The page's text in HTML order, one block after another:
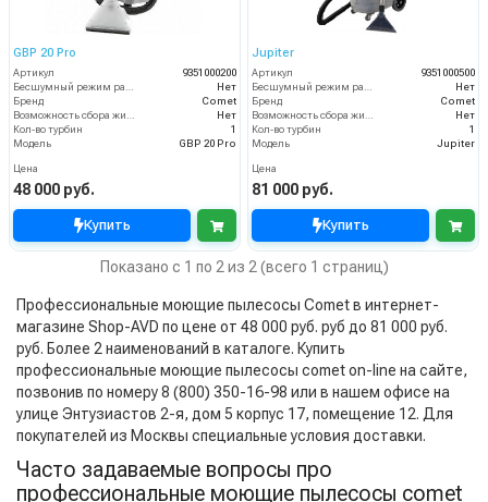
GBP 20 Pro
Артикул
9351000200
Бесшумный режим работы
Нет
Бренд
Comet
Возможность сбора жидкой грязи
Нет
Кол-во турбин
1
Модель
GBP 20 Pro
Цена
48 000 руб.
Купить
Jupiter
Артикул
9351000500
Бесшумный режим работы
Нет
Бренд
Comet
Возможность сбора жидкой грязи
Нет
Кол-во турбин
1
Модель
Jupiter
Цена
81 000 руб.
Купить
Показано с 1 по 2 из 2 (всего 1 страниц)
Профессиональные моющие пылесосы Comet в интернет-
магазине Shop-AVD по цене от 48 000 руб. руб до 81 000 руб.
руб. Более 2 наименований в каталоге. Купить
профессиональные моющие пылесосы comet on-line на сайте,
позвонив по номеру 8 (800) 350-16-98 или в нашем офисе на
улице Энтузиастов 2-я, дом 5 корпус 17, помещение 12. Для
покупателей из Москвы специальные условия доставки.
Часто задаваемые вопросы про
профессиональные моющие пылесосы comet